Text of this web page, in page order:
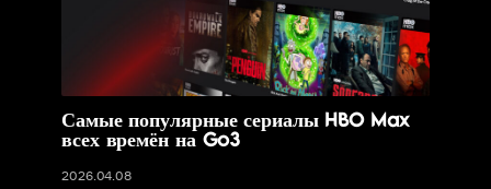
Самые популярные сериалы HBO Max
всех времён на Go3
2026.04.08